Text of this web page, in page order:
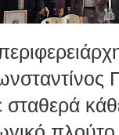
σταθερά